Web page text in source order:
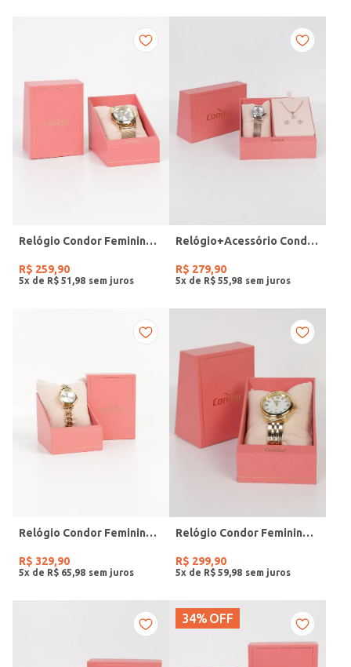
Relógio Condor Feminino DOURADO
R$ 259,90
5x de R$ 51 98
Relógio+Acessório Condor Feminino ROSE
R$ 279,90
5x de R$ 55 98
Relógio Condor Feminino DOURADO
R$ 329,90
5x de R$ 65 98
Relógio Condor Feminino DOURADO
R$ 299,90
5x de R$ 59 98
34% OFF